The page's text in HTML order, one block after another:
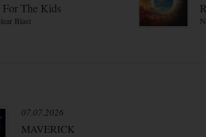
For The Kids
Blast
07.07.2026
MAVERICK